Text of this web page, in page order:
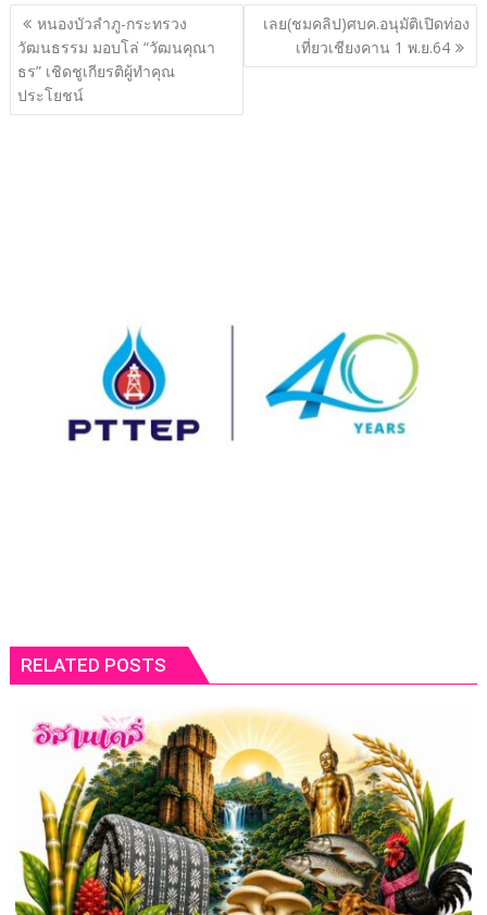
แนะแนว
เรื่อง
หนองบัวลำภู-กระทรวง
วัฒนธรรม มอบโล่ “วัฒนคุณา
ธร” เชิดชูเกียรติผู้ทำคุณ
ประโยชน์
เลย(ชมคลิป)ศบค.อนุมัติเปิดท่อง
เที่ยวเชียงคาน 1 พ.ย.64
RELATED POSTS